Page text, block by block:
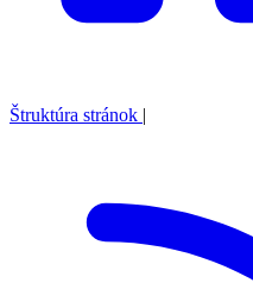
Štruktúra stránok |